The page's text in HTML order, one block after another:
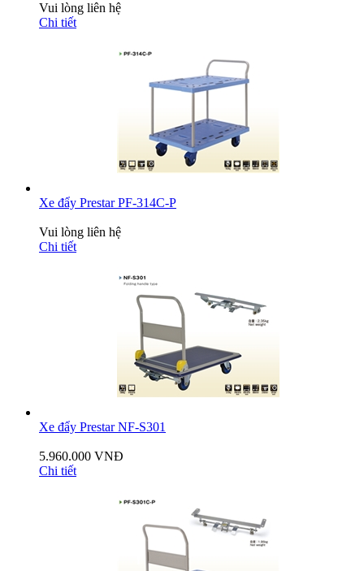
Vui lòng liên hệ
Chi tiết
Xe đẩy Prestar PF-314C-P
Vui lòng liên hệ
Chi tiết
Xe đẩy Prestar NF-S301
5.960.000 VNĐ
Chi tiết